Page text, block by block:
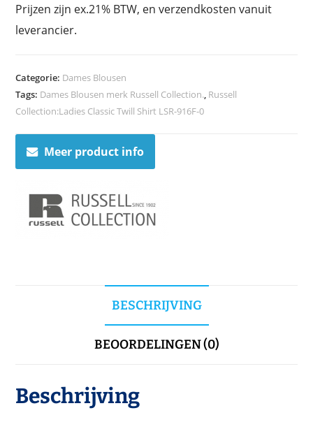
Prijzen zijn ex.21% BTW, en verzendkosten vanuit
leverancier.
Categorie: Dames Blousen
Tags: Dames Blousen merk Russell Collection., Russell
Collection:Ladies Classic Twill Shirt LSR-916F-0
Meer product info
BESCHRIJVING
BEOORDELINGEN (0)
Beschrijving